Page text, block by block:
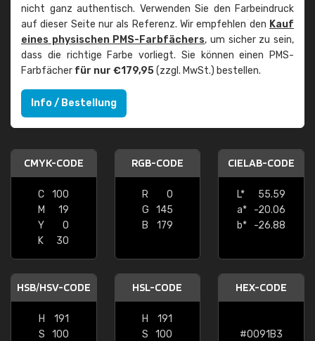
nicht ganz authentisch. Verwenden Sie den Farbeindruck
auf dieser Seite nur als Referenz. Wir empfehlen den Kauf
eines physischen PMS-Farbfächers, um sicher zu sein,
dass die richtige Farbe vorliegt. Sie können einen PMS-
Farbfächer für nur €179,95(zzgl. MwSt.) bestellen.
Info / Bestellung
CMYK-CODE
C
100
M
19
Y
0
K
30
RGB-CODE
R
0
G
145
B
179
CIELAB-CODE
L*
55.59
a*
-20.06
b*
-26.88
HSB/HSV-CODE
H
191
S
100
HSL-CODE
H
191
S
100
HEX-CODE
#0091B3